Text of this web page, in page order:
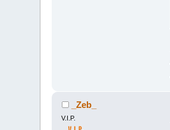
_Zeb_
V.I.P.